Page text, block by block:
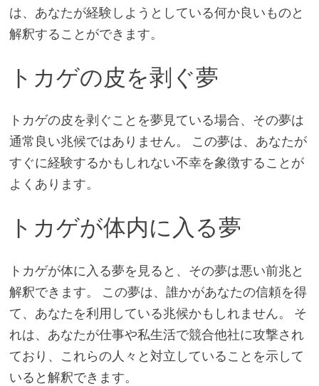
は、あなたが経験しようとしている何か良いものと
解釈することができます。
トカゲの皮を剥ぐ夢
トカゲの皮を剥ぐことを夢見ている場合、その夢は
通常良い兆候ではありません。 この夢は、あなたが
すぐに経験するかもしれない不幸を象徴することが
よくあります。
トカゲが体内に入る夢
トカゲが体に入る夢を見ると、その夢は悪い前兆と
解釈できます。 この夢は、誰かがあなたの信頼を得
て、あなたを利用している兆候かもしれません。 そ
れは、あなたが仕事や私生活で競合他社に攻撃され
ており、これらの人々と対立していることを示して
いると解釈できます。